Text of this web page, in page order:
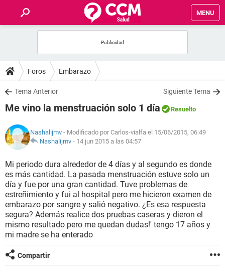
MENU
FOROS
SALUD
NUTRICIÓN
BIENESTAR
SEXUALIDAD
GLOSARIO
Foros Embarazo
Tema Anterior Siguiente Tema
Me vino la menstruación solo 1 día Resuelto
Nashalijmv - Modificado por Carlos-vialfa el 15/06/2015, 06:49
Nashalijmv - 14 jun 2015 a las 04:57
Mi periodo dura alrededor de 4 días y al segundo es donde
es más cantidad. La pasada menstruación estuve solo un
día y fue por una gran cantidad. Tuve problemas de
estreñimiento y fui al hospital pero me hicieron examen de
embarazo por sangre y salió negativo. ¿Es esa respuesta
segura? Además realice dos pruebas caseras y dieron el
mismo resultado pero me quedan dudas!' tengo 17 años y
mi madre se ha enterado
Compartir